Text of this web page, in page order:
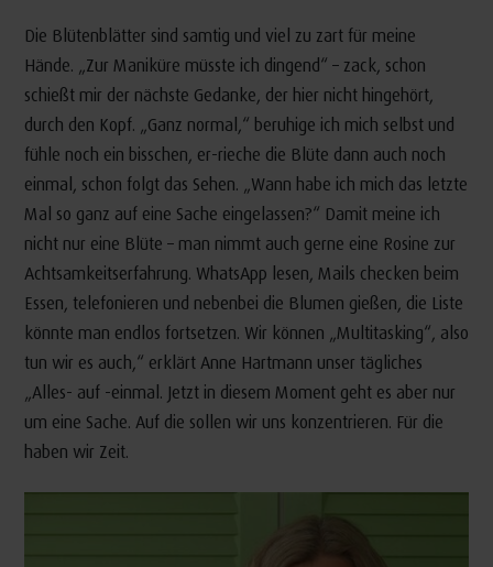
Die Blütenblätter sind samtig und viel zu zart für meine
Hände. „Zur Maniküre müsste ich dingend“ – zack, schon
schießt mir der nächste Gedanke, der hier nicht hingehört,
durch den Kopf. „Ganz normal,“ beruhige ich mich selbst und
fühle noch ein bisschen, er-rieche die Blüte dann auch noch
einmal, schon folgt das Sehen. „Wann habe ich mich das letzte
Mal so ganz auf eine Sache eingelassen?“ Damit meine ich
nicht nur eine Blüte – man nimmt auch gerne eine Rosine zur
Achtsamkeitserfahrung. WhatsApp lesen, Mails checken beim
Essen, telefonieren und nebenbei die Blumen gießen, die Liste
könnte man endlos fortsetzen. Wir können „Multitasking“, also
tun wir es auch,“ erklärt Anne Hartmann unser tägliches
„Alles- auf -einmal. Jetzt in diesem Moment geht es aber nur
um eine Sache. Auf die sollen wir uns konzentrieren. Für die
haben wir Zeit.